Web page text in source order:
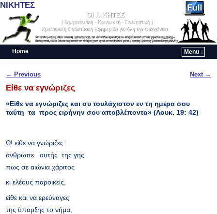
ΝΙΚΗΤΕΣ
Home
Menu ↓
Post navigation
← Previous Next →
Είθε να εγνώριζες
«Είθε να εγνώριζες και συ τουλάχιστον εν τη ημέρα σου
ταύτη τα προς ειρήνην σου αποβλέποντα» (Λουκ. 19: 42)
Ω! είθε να γνώριζες
άνθρωπε αυτής της γης
πως σε αιώνια χάριτος
κι ελέους παροικείς,
είθε και να ερεύναγες
της ύπαρξης το νήμα,